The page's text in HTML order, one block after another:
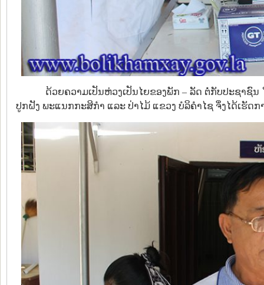
ດ້ວຍຄວາມເປັນຫ່ວງເປັນໄຍຂອງພັກ – ລັດ ຕໍ່ກັບປະຊາຊົ
ປູກຝັງ ພະແນກກະສິກຳ ແລະ ປ່າໄມ້ ແຂວງ ບໍລິຄຳໄຊ ຈຶ່ງໄດ້ເຮັດ